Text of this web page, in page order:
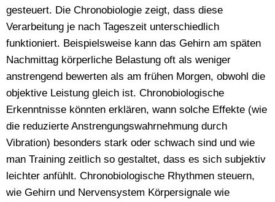
gesteuert. Die Chronobiologie zeigt, dass diese
Verarbeitung je nach Tageszeit unterschiedlich
funktioniert. Beispielsweise kann das Gehirn am späten
Nachmittag körperliche Belastung oft als weniger
anstrengend bewerten als am frühen Morgen, obwohl die
objektive Leistung gleich ist. Chronobiologische
Erkenntnisse könnten erklären, wann solche Effekte (wie
die reduzierte Anstrengungswahrnehmung durch
Vibration) besonders stark oder schwach sind und wie
man Training zeitlich so gestaltet, dass es sich subjektiv
leichter anfühlt. Chronobiologische Rhythmen steuern,
wie Gehirn und Nervensystem Körpersignale wie